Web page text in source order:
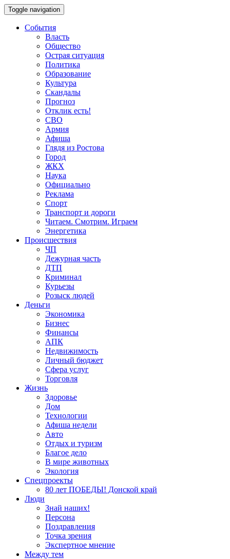
Toggle navigation
События
Власть
Общество
Острая ситуация
Политика
Образование
Культура
Скандалы
Прогноз
Отклик есть!
СВО
Армия
Афиша
Глядя из Ростова
Город
ЖКХ
Наука
Официально
Реклама
Спорт
Транспорт и дороги
Читаем. Смотрим. Играем
Энергетика
Происшествия
ЧП
Дежурная часть
ДТП
Криминал
Курьезы
Розыск людей
Деньги
Экономика
Бизнес
Финансы
АПК
Недвижимость
Личный бюджет
Сфера услуг
Торговля
Жизнь
Здоровье
Дом
Технологии
Афиша недели
Авто
Отдых и туризм
Благое дело
В мире животных
Экология
Спецпроекты
80 лет ПОБЕДЫ! Донской край
Люди
Знай наших!
Персона
Поздравления
Точка зрения
Экспертное мнение
Между тем